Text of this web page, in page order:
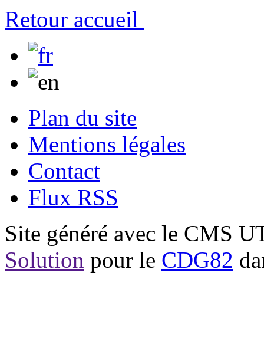
Retour accueil
Plan du site
Mentions légales
Contact
Flux RSS
Site généré avec le CMS
Solution pour le CDG82